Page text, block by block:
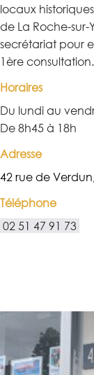
locaux
de La Roche-
secrétariat pour
1ère consultation.
Horaires
Du lundi au
De 8h45 à 18h
Adresse
42 rue de
Téléphone
02 51 47 91 73